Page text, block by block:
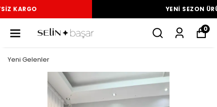
0
Yeni Gelenler